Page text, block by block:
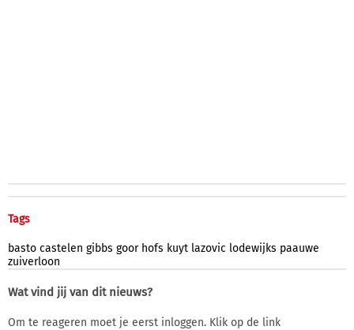
Tags
basto castelen gibbs goor hofs kuyt lazovic lodewijks paauwe
zuiverloon
Wat vind jij van dit nieuws?
Om te reageren moet je eerst inloggen. Klik op de link